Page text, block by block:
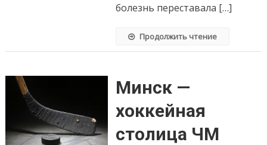
болезнь переставала […]
Продолжить чтение
Минск —
хоккейная
столица ЧМ